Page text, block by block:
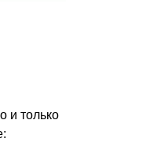
и только